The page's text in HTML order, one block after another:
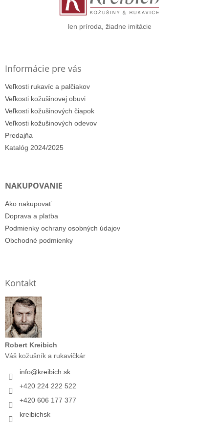
len príroda, žiadne imitácie
Informácie pre vás
Veľkosti rukavíc a palčiakov
Veľkosti kožušinovej obuvi
Veľkosti kožušinových čiapok
Veľkosti kožušinových odevov
Predajňa
Katalóg 2024/2025
NAKUPOVANIE
Ako nakupovať
Doprava a platba
Podmienky ochrany osobných údajov
Obchodné podmienky
Kontakt
Robert Kreibich
Váš kožušník a rukavičkár
info@kreibich.sk
+420 224 222 522
+420 606 177 377
kreibichsk